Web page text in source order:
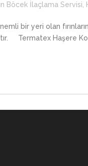
Böcek İlaçlama Servisi
bir yeri olan
Termatex Haşere